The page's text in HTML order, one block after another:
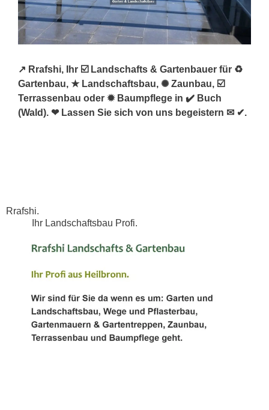
↗️ Rrafshi, Ihr ☑️ Landschafts & Gartenbauer für ♻
Gartenbau, ★ Landschaftsbau, ✺ Zaunbau, ☑️
Terrassenbau oder ✹ Baumpflege in ✔️ Buch
(Wald). ❤ Lassen Sie sich von uns begeistern ✉ ✔.
Rrafshi.
Ihr Landschaftsbau Profi.